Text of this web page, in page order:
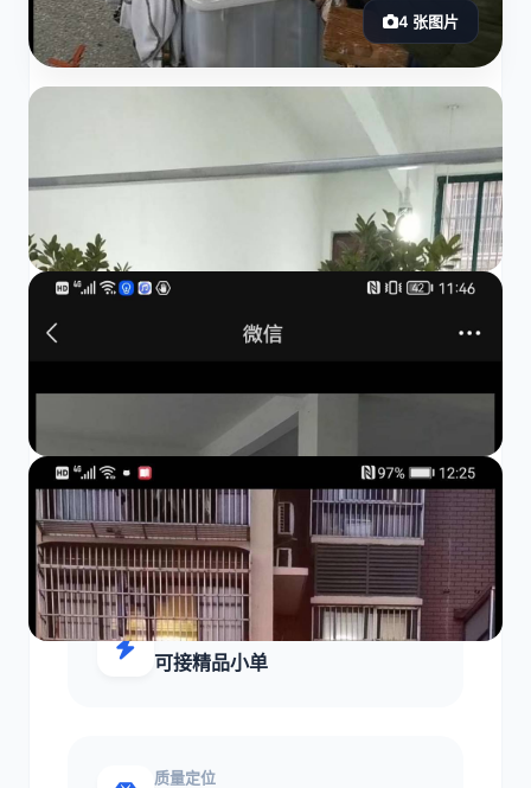
4 张图片
工厂介绍
合作模式
FOB/包工包料
生产响应
可接精品小单
质量定位